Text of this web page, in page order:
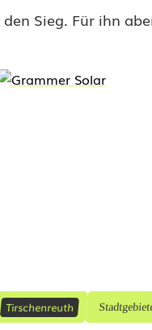
Sieg. Für ihn
Tirschenreuth